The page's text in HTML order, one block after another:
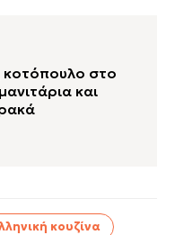
στο
και
κουζίνα